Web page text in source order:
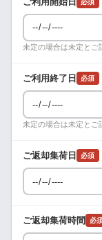
未定の場合は未定とご
ご利用終了日 必須
未定の場合は未定とご
ご返却集荷日 必須
ご返却集荷時間 必